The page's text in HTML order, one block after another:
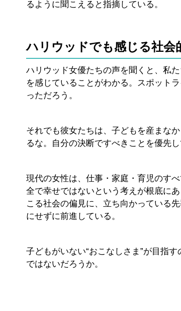
るように聞こえると指摘している。
ハリウッドでも感じる社会
ハリウッド女優たちの声を聞くと、私
を感じていることがわかる。スポット
っただろう。
それでも彼女たちは、子どもを産まな
るな。自分の決断ですべきことを優先
現代の女性は、仕事・家庭・育児のす
全で幸せではないという考えが根底に
こる社会の偏見に、立ち向かっている
にせずに前進している。
子どもがいない“おこなしさま”が目指
ではないだろうか。